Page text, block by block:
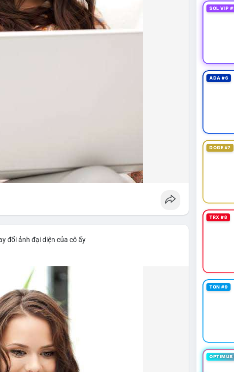
#brazilcryptoregulation
đổi ảnh đại diện của cô ấy
SOL VIP
ADA #6
DOGE #7
TRX #8
TON #9
OPTIMUS